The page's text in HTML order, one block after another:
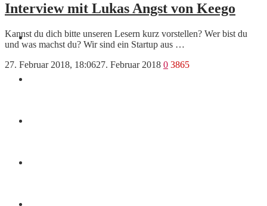
News
Interview mit Lukas Angst von Keego
Kannst du dich bitte unseren Lesern kurz vorstellen? Wer bist du
und was machst du? Wir sind ein Startup aus …
27. Februar 2018, 18:0627. Februar 2018 0 3865